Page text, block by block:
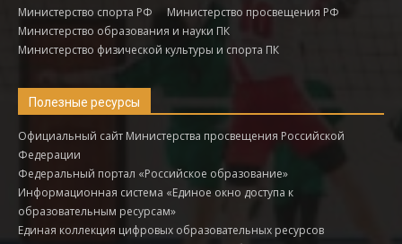
Министерство спорта РФ
Министерство просвещения РФ
Министерство образования и науки ПК
Министерство физической культуры и спорта ПК
Полезные ресурсы
Официальный сайт Министерства просвещения Российской
Федерации
Федеральный портал «Российское образование»
Информационная система «Единое окно доступа к
образовательным ресурсам»
Единая коллекция цифровых образовательных ресурсов